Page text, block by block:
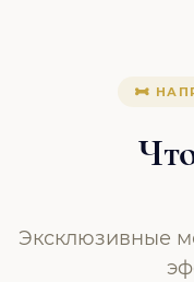
Эксклюзивные